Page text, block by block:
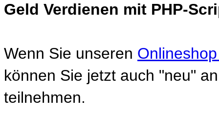
Geld Verdienen mit PHP-
Wenn Sie unseren
können Sie jetzt auch "neu"
teilnehmen.